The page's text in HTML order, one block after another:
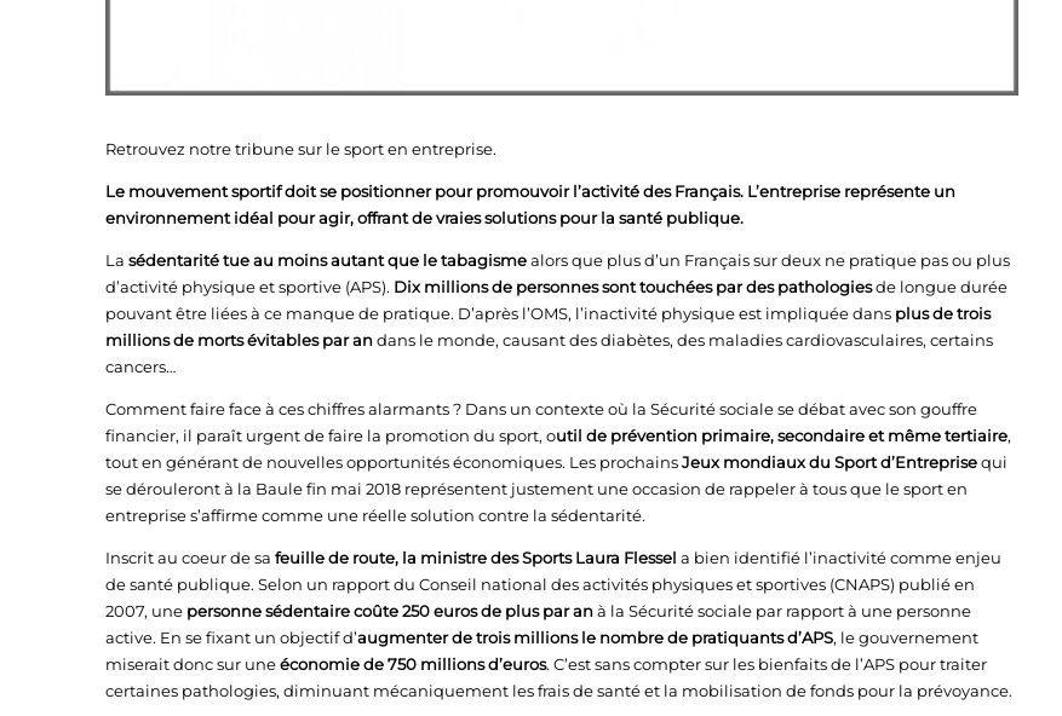
Retrouvez notre tribune sur le sport en entreprise.
Le mouvement sportif doit se positionner pour promouvoir l’activité des Français. L’entreprise représente un
environnement idéal pour agir, offrant de vraies solutions pour la santé publique.
La sédentarité tue au moins autant que le tabagismealors que plus d’un Français sur deux ne pratique pas ou plus
d’activité physique et sportive (APS). Dix millions de personnes sont touchées par des pathologiesde longue durée
pouvant être liées à ce manque de pratique. D’après l’OMS, l’inactivité physique est impliquée dans plus de trois
millions de morts évitables par andans le monde, causant des diabètes, des maladies cardiovasculaires, certains
cancers…
Comment faire face à ces chiffres alarmants ? Dans un contexte où la Sécurité sociale se débat avec son gouffre
financier, il paraît urgent de faire la promotion du sport, outil de prévention primaire, secondaire et même tertiaire,
tout en générant de nouvelles opportunités économiques. Les prochainsJeux mondiaux du Sport d’Entreprisequi
se dérouleront à la Baule fin mai 2018 représentent justement une occasion de rappeler à tous que le sport en
entreprise s’affirme comme une réelle solution contre la sédentarité.
Inscrit au coeur de sa feuille de route, la ministre des Sports Laura Flessel a bien identifié l’inactivité comme enjeu
de santé publique. Selon un rapport du Conseil national des activités physiques et sportives (CNAPS) publié en
2007, une personne sédentaire coûte 250 euros de plus par anà la Sécurité sociale par rapport à une personne
active. En se fixant un objectif d’augmenter de trois millions le nombre de pratiquants d’APS, le gouvernement
miserait donc sur uneéconomie de 750 millions d’euros. C’est sans compter sur les bienfaits de l’APS pour traiter
certaines pathologies, diminuant mécaniquement les frais de santé et la mobilisation de fonds pour la prévoyance.